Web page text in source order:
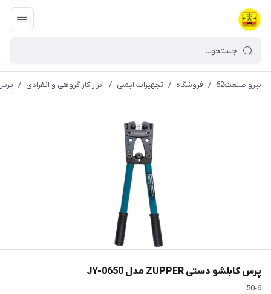
نیرو صنعت62 / فروشگاه / تجهیزات ایمنی / ابزار کار گروهی و انفرادی /
پرس کابلشو دستی ZUPPER مدل JY-0650
50-6